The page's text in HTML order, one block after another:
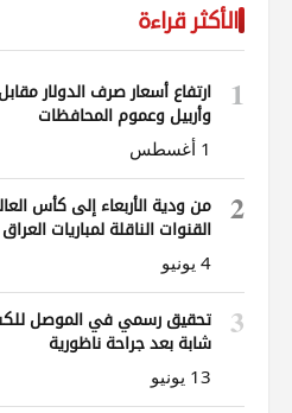
الأكثر قراءة
1
ارتفاع أسعار صرف الدولار
وأربيل وعموم المحافظات
1 أغسطس
2
القنوات الناقلة لمباريات العراق
4 يونيو
3
تحقيق رسمي في الموصل
شابة بعد جراحة ناظورية
13 يونيو